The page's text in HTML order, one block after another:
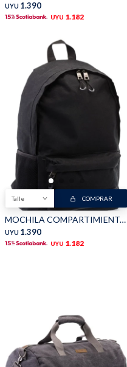
UYU 1.390
UYU 1.182
Talle COMPRAR
MOCHILA COMPARTIMIENTO NOTEBOOK - Negro
UYU 1.390
UYU 1.182